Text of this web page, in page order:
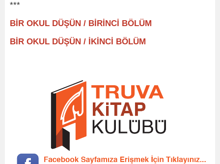
***
BİR OKUL DÜŞÜN / BİRİNCİ BÖLÜM
BİR OKUL DÜŞÜN / İKİNCİ BÖLÜM